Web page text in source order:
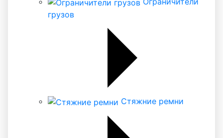
грузов
Стяжние ремни